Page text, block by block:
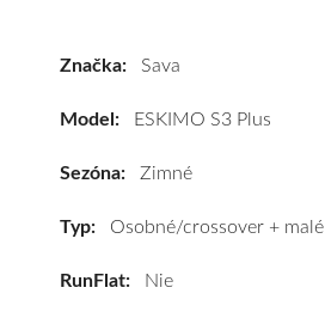
ESKIMO
175/65
82T
Značka: Sava
Model: ESKIMO S3 Plus
Sezóna: Zimné
Typ: Osobné/crossover +
RunFlat: Nie